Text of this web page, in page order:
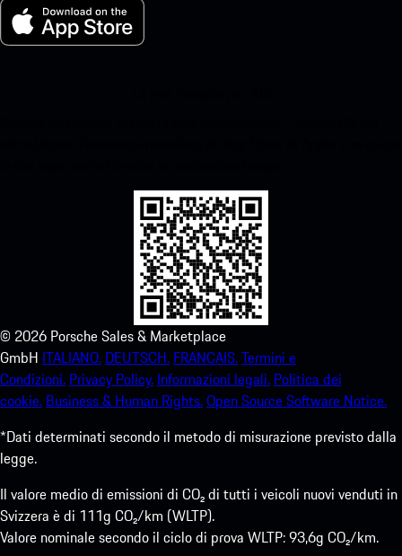
© 2026 Porsche Sales & Marketplace
GmbH ITALIANO. DEUTSCH. FRANCAIS.Termini e
Condizioni. Privacy Policy. Informazioni legali. Politica dei
cookie. Business & Human Rights.Open Source Software Notice.
*Dati determinati secondo il metodo di misurazione previsto dalla
legge.
Il valore medio di emissioni di CO₂ di tutti i veicoli nuovi venduti in
Svizzera è di 111g CO₂/km (WLTP).
Valore nominale secondo il ciclo di prova WLTP: 93,6g CO₂/km.